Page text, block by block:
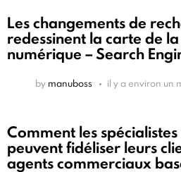
Les changements de
redessinent la carte de
numérique – Search
by manuboss il y a environ un
Comment les
peuvent fidéliser leurs
agents commerciaux